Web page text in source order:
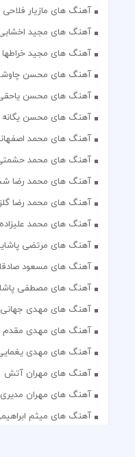
آهنگ های مازیار فلاحی
آهنگ های مجید
آهنگ های مجید خراطها
آهنگ های محسن
آهنگ های محسن
آهنگ های محسن یگانه
آهنگ های محمد
آهنگ های محمد
آهنگ های محمد رضا
آهنگ های محمد رضا
آهنگ های محمد علیزاده
آهنگ های مرتضی
آهنگ های مسعود
آهنگ های مصطفی
آهنگ های مهدی جهانی
آهنگ های مهدی مقدم
آهنگ های مهدی
آهنگ های مهران آتش
آهنگ های مهران مدیری
آهنگ های میثم